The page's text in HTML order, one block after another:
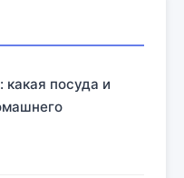
какая посуда и